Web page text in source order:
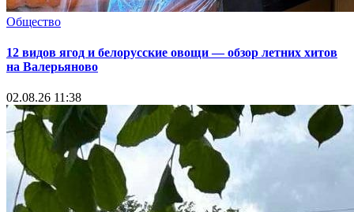
Общество
12 видов ягод и белорусские овощи — обзор летних хитов
на Валерьяново
02.08.26 11:38